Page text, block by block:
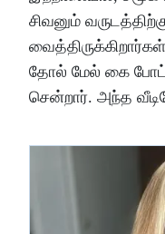
சிவனும்
தோல் மேல் கை
சென்றார். அந்த